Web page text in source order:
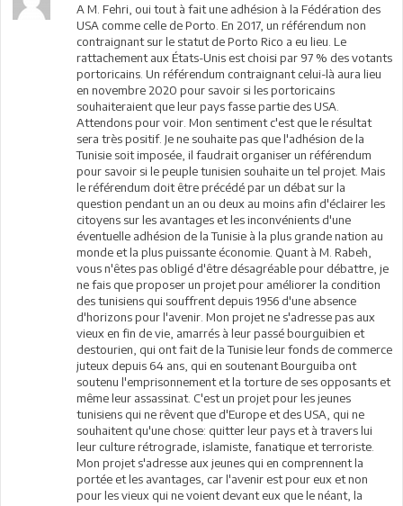
A M. Fehri, oui tout à fait une adhésion à la Fédération des
USA comme celle de Porto. En 2017, un référendum non
contraignant sur le statut de Porto Rico a eu lieu. Le
rattachement aux États-Unis est choisi par 97 % des votants
portoricains. Un référendum contraignant celui-là aura lieu
en novembre 2020 pour savoir si les portoricains
souhaiteraient que leur pays fasse partie des USA.
Attendons pour voir. Mon sentiment c'est que le résultat
sera très positif. Je ne souhaite pas que l'adhésion de la
Tunisie soit imposée, il faudrait organiser un référendum
pour savoir si le peuple tunisien souhaite un tel projet. Mais
le référendum doit être précédé par un débat sur la
question pendant un an ou deux au moins afin d'éclairer les
citoyens sur les avantages et les inconvénients d'une
éventuelle adhésion de la Tunisie à la plus grande nation au
monde et la plus puissante économie. Quant à M. Rabeh,
vous n'êtes pas obligé d'être désagréable pour débattre, je
ne fais que proposer un projet pour améliorer la condition
des tunisiens qui souffrent depuis 1956 d'une absence
d'horizons pour l'avenir. Mon projet ne s'adresse pas aux
vieux en fin de vie, amarrés à leur passé bourguibien et
destourien, qui ont fait de la Tunisie leur fonds de commerce
juteux depuis 64 ans, qui en soutenant Bourguiba ont
soutenu l'emprisonnement et la torture de ses opposants et
même leur assassinat. C'est un projet pour les jeunes
tunisiens qui ne rêvent que d'Europe et des USA, qui ne
souhaitent qu'une chose: quitter leur pays et à travers lui
leur culture rétrograde, islamiste, fanatique et terroriste.
Mon projet s'adresse aux jeunes qui en comprennent la
portée et les avantages, car l'avenir est pour eux et non
pour les vieux qui ne voient devant eux que le néant, la